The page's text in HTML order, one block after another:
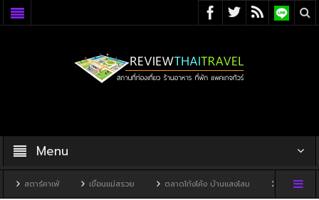
Menu
สตาร์คาเฟ่ เขื่อนแม่สรวย ตลาดโก้งโค้ง บ้านแสงโสม ทิวผาคาเฟ่